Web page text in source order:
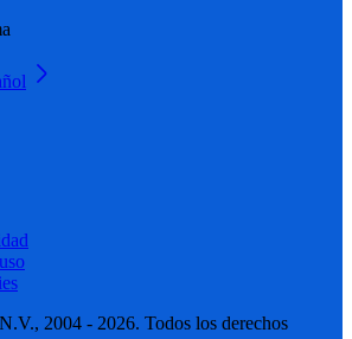
2004 - 2026. Todos los derechos